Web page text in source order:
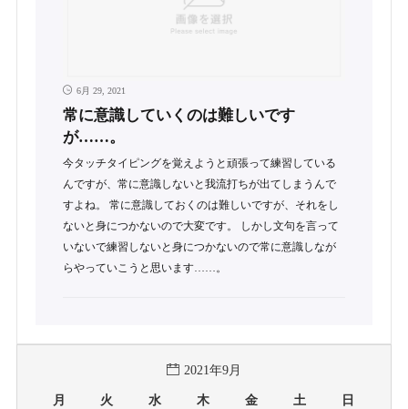
6月 29, 2021
常に意識していくのは難しいです
が……。
今タッチタイピングを覚えようと頑張って練習している
んですが、常に意識しないと我流打ちが出てしまうんで
すよね。 常に意識しておくのは難しいですが、それをし
ないと身につかないので大変です。 しかし文句を言って
いないで練習しないと身につかないので常に意識しなが
らやっていこうと思います……。
2021年9月
月 火 水 木 金 土 日